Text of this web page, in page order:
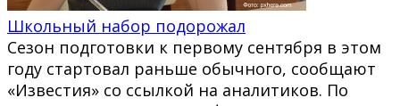
Школьный набор подорожал
Сезон подготовки к первому сентября в этом
году стартовал раньше обычного, сообщают
«Известия» со ссылкой на аналитиков. По